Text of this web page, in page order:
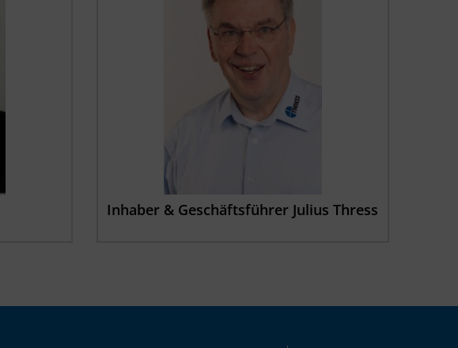
Inhaber & Geschäftsführer Julius Thress